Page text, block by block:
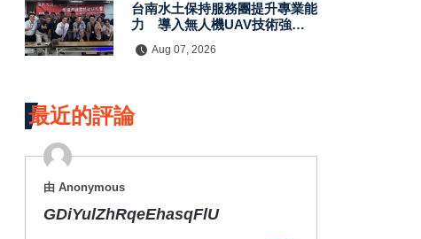
台南水土保持服務團提升專業能
力 導入無人機UAV技術強化
Aug 07, 2026
最近的評論
由 Anonymous
GDiYulZhRqeEhasqFlU